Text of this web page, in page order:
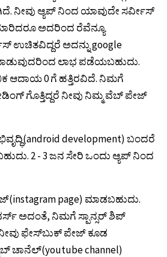
ನೀವು ಆ್ಯಪ್ ನಿಂದ ಯಾವುದೇ ಸರ್ವೀಸ್
ಮಾರಿದರೂ ಅದರಿಂದ ರೆವೆನ್ಯೂ
ಉಚಿತವಿದ್ದರೆ ಅದನ್ನು google
ಲಾಭ ಪಡೆಯಬಹುದು.
ಆದಾಯ 0 ಗೆ ಹತ್ತಿರವಿದೆ. ನಿಮಗೆ
ಗೊತ್ತಿದ್ದರೆ ನೀವು ನಿಮ್ಮ ವೆಬ್ ಪೇಜ್
development) ಬಂದರೆ
2 - 3 ಜನ ಸೇರಿ ಒಂದು ಆ್ಯಪ್ ನಿಂದ
page) ಮಾಡಬಹುದು.
ಅದಂತೆ, ನಿಮಗೆ ಸ್ಪಾನ್ಸರ್ ಶಿಪ್
ಫೇಸ್‌ಬುಕ್‌ ಪೇಜ್ ಕೂಡ
ಚಾನೆಲ್(youtube channel)